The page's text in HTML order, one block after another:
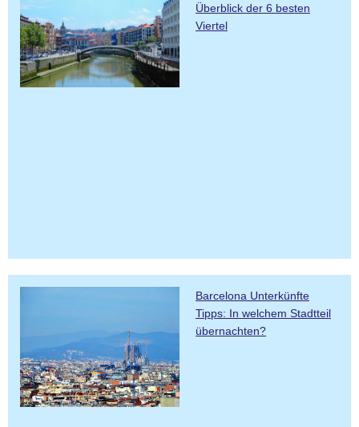
Überblick der 6 besten
Viertel
Barcelona Unterkünfte
Tipps: In welchem Stadtteil
übernachten?